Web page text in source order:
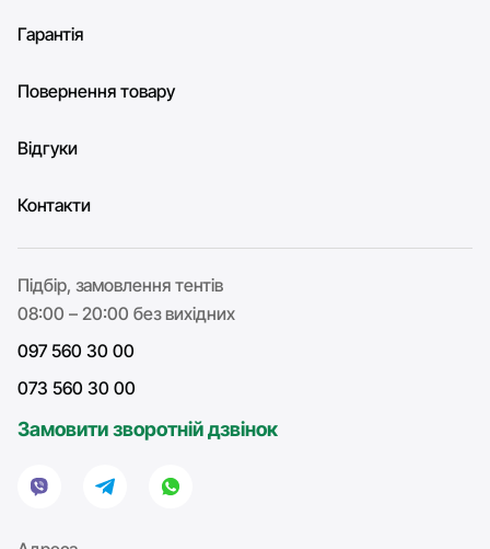
Гарантія
Повернення товару
Відгуки
Контакти
Підбір, замовлення тентів
08:00 – 20:00 без вихідних
097 560 30 00
073 560 30 00
Замовити зворотній дзвінок